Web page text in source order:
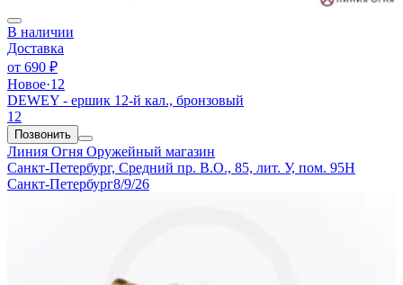
В наличии
Доставка
от 690 ₽
Новое·12
DEWEY - ершик 12-й кал., бронзовый
12
Позвонить
Линия Огня Оружейный магазин
Санкт-Петербург, Средний пр. В.О., 85, лит. У, пом. 95Н
Санкт-Петербург8/9/26